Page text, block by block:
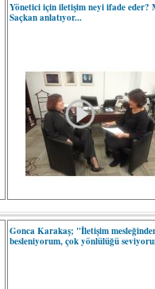
Yönetici için iletişim neyi ifade eder?
Saçkan anlatıyor...
Gonca Karakaş; "İletişim
besleniyorum, çok yönlülüğü